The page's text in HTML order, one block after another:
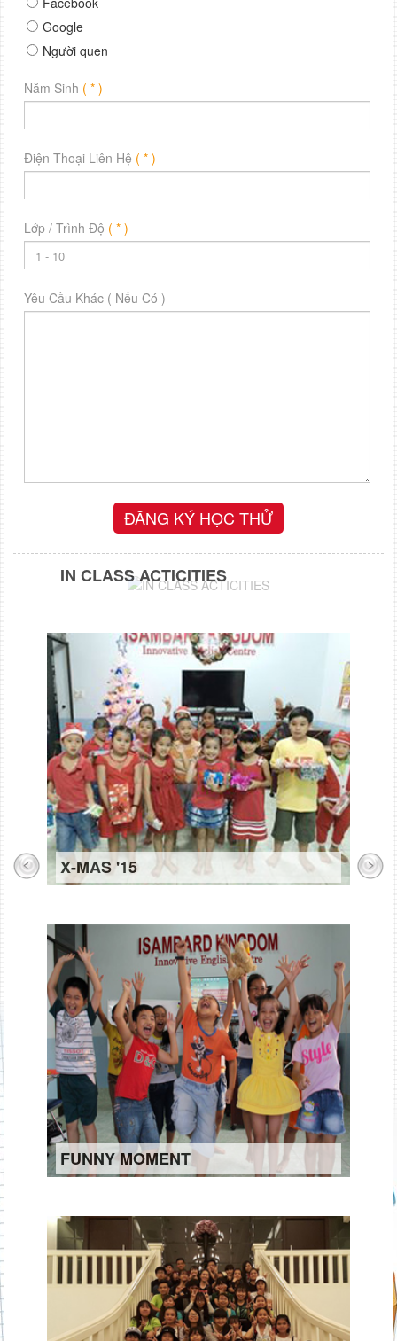
Google
Người quen
Năm Sinh ( * )
Điện Thoại Liên Hệ ( * )
Lớp / Trình Độ ( * )
Yêu Cầu Khác ( Nếu Có )
IN CLASS ACTICITIES
X-MAS '15
FUNNY MOMENT